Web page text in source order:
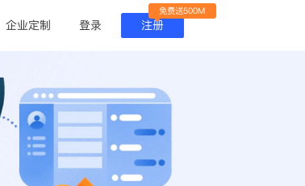
企业定制 登录 注册
免费送500M